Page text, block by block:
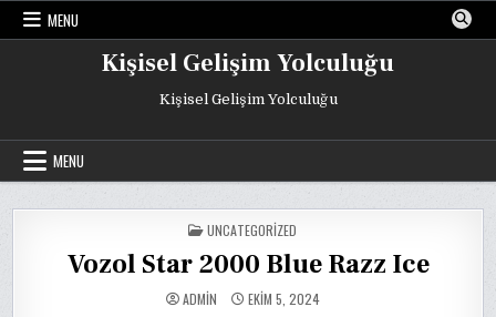
Skip
MENU
Kişisel Gelişim Yolculuğu
Kişisel Gelişim Yolculuğu
MENU
POSTED
IN
UNCATEGORIZED
Vozol Star 2000 Blue Razz Ice
ADMIN EKIM 5, 2024